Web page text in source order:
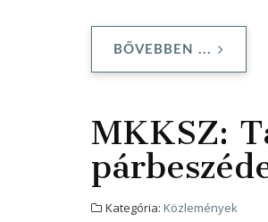
BŐVEBBEN ...
MKKSZ:
Kategória: Közlemények